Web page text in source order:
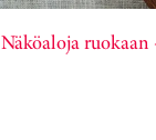
Näköaloja